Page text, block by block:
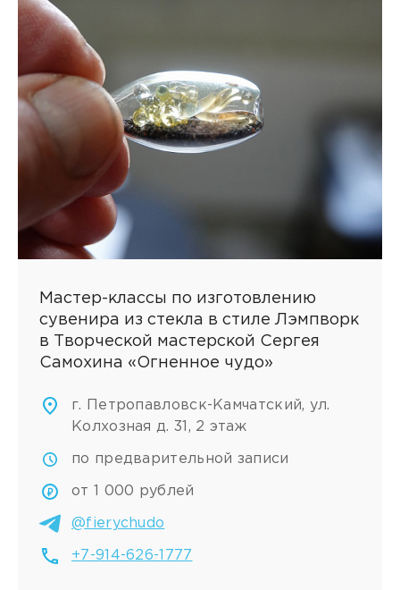
Мастер-классы по изготовлению
сувенира из стекла в стиле Лэмпворк
в Творческой мастерской Сергея
Самохина «Огненное чудо»
г. Петропавловск-Камчатский, ул.
Колхозная д. 31, 2 этаж
по предварительной записи
от 1 000 рублей
@fierychudo
+7-914-626-1777